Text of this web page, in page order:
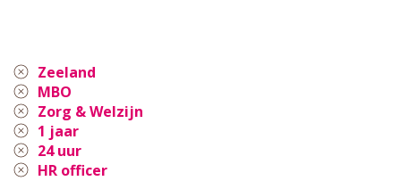
Zeeland
MBO
Zorg & Welzijn
1 jaar
24 uur
HR officer